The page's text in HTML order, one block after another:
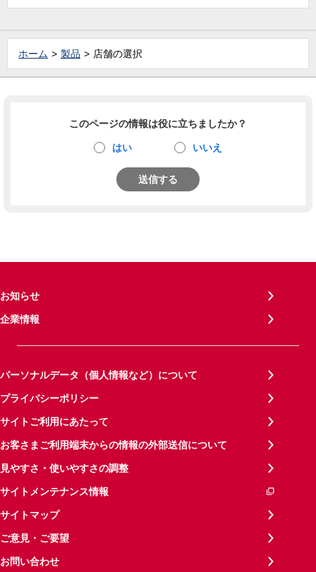
ホーム 製品 店舗の選択
このページの情報は役に立ちましたか？
はい いいえ
送信する
お知らせ
企業情報
パーソナルデータ（個人情報など）について
プライバシーポリシー
サイトご利用にあたって
お客さまご利用端末からの情報の外部送信について
見やすさ・使いやすさの調整
サイトメンテナンス情報
サイトマップ
ご意見・ご要望
お問い合わせ